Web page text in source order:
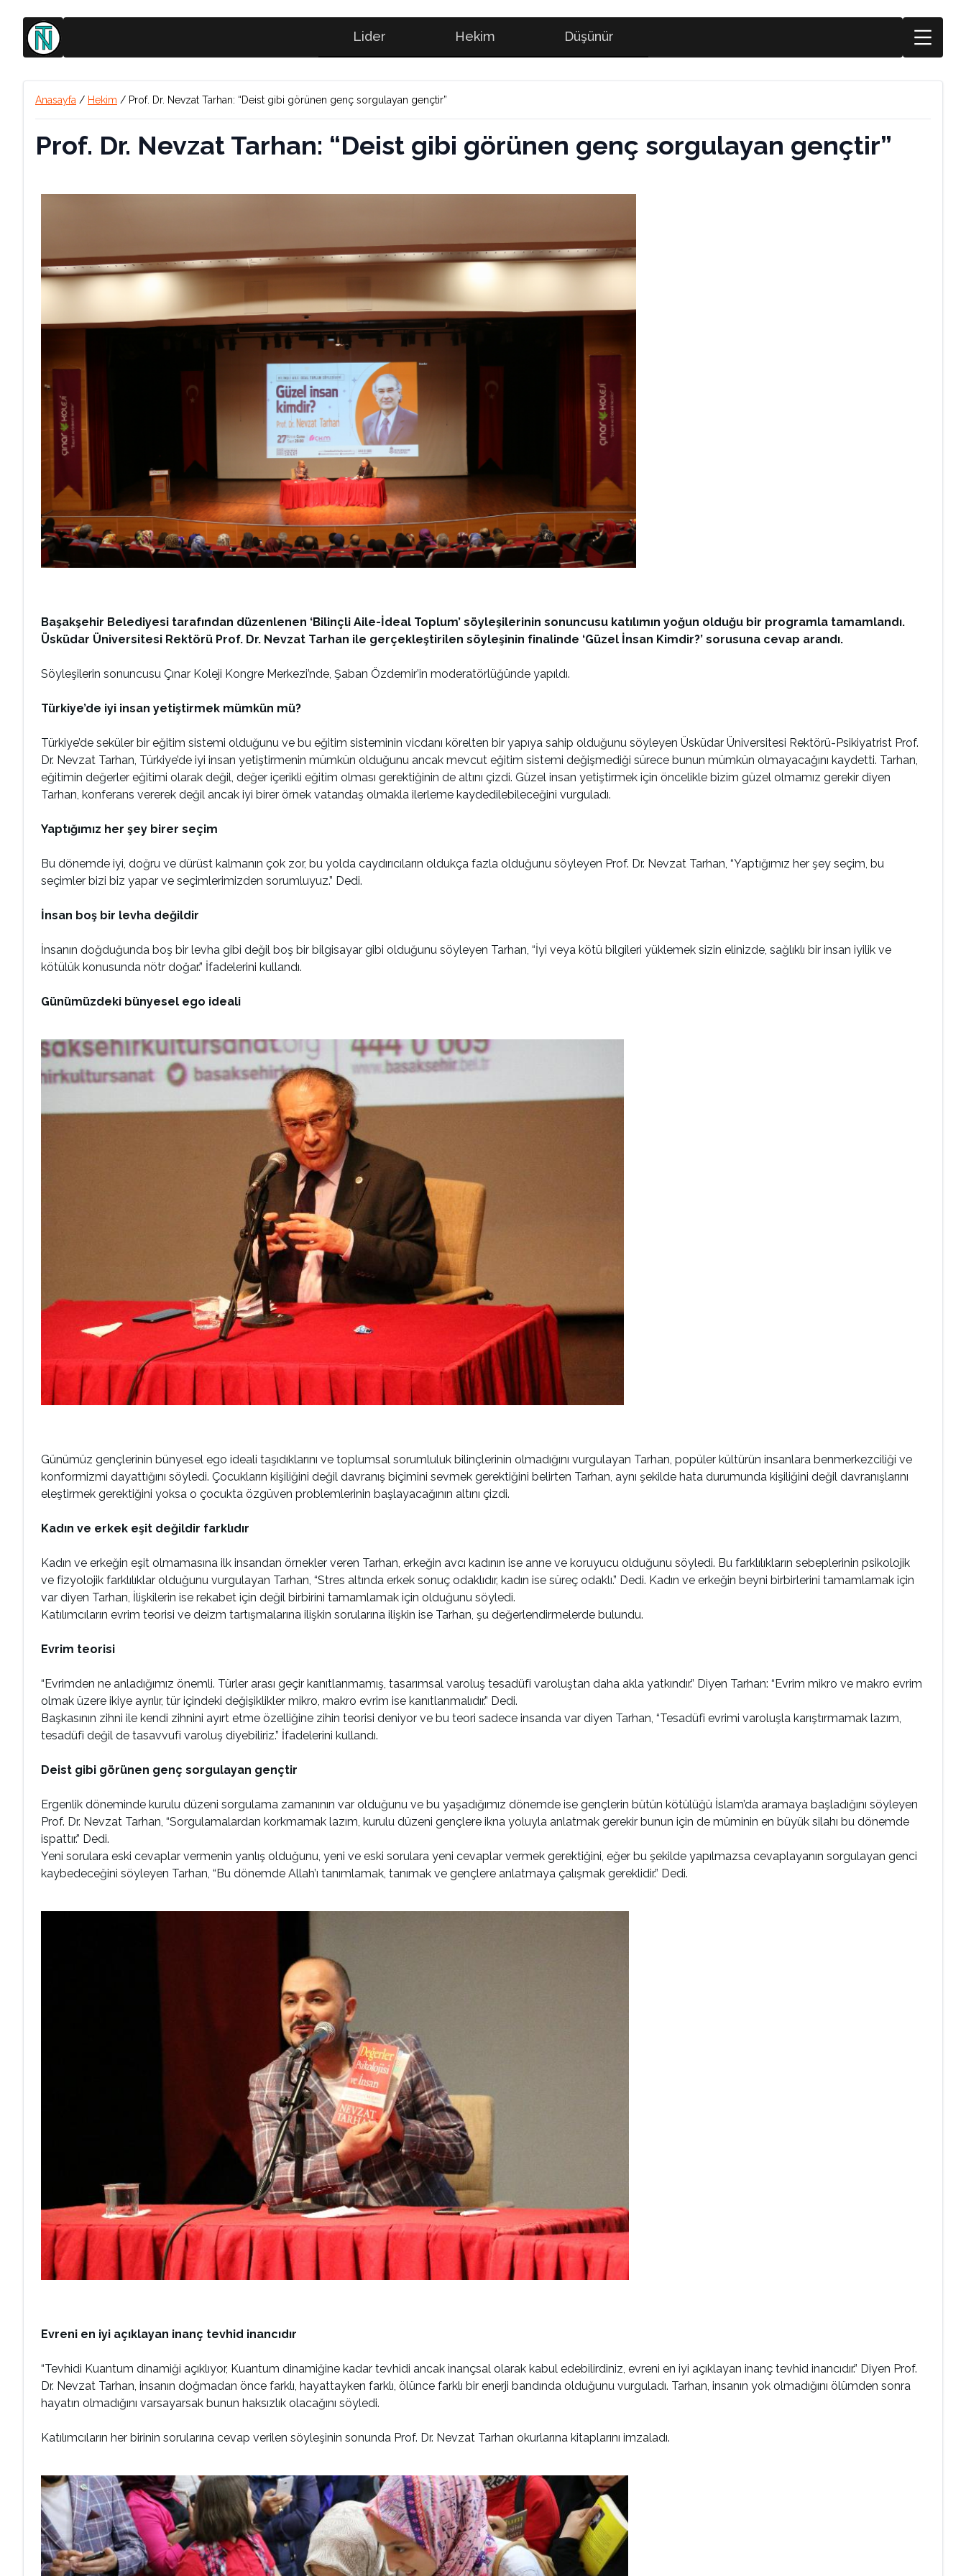
Lider Hekim Düşünür
Anasayfa / Hekim / Prof. Dr. Nevzat Tarhan: “Deist gibi görünen genç sorgulayan gençtir”
Prof. Dr. Nevzat Tarhan: “Deist gibi görünen genç sorgulayan gençtir”
Başakşehir Belediyesi tarafından düzenlenen ‘Bilinçli Aile-İdeal Toplum’ söyleşilerinin sonuncusu katılımın yoğun olduğu bir programla tamamlandı.
Üsküdar Üniversitesi Rektörü Prof. Dr. Nevzat Tarhan ile gerçekleştirilen söyleşinin finalinde ‘Güzel İnsan Kimdir?’ sorusuna cevap arandı.
Söyleşilerin sonuncusu Çınar Koleji Kongre Merkezi’nde, Şaban Özdemir’in moderatörlüğünde yapıldı.
Türkiye’de iyi insan yetiştirmek mümkün mü?
Türkiye’de seküler bir eğitim sistemi olduğunu ve bu eğitim sisteminin vicdanı körelten bir yapıya sahip olduğunu söyleyen Üsküdar Üniversitesi Rektörü-Psikiyatrist Prof.
Dr. Nevzat Tarhan, Türkiye’de iyi insan yetiştirmenin mümkün olduğunu ancak mevcut eğitim sistemi değişmediği sürece bunun mümkün olmayacağını kaydetti. Tarhan,
eğitimin değerler eğitimi olarak değil, değer içerikli eğitim olması gerektiğinin de altını çizdi. Güzel insan yetiştirmek için öncelikle bizim güzel olmamız gerekir diyen
Tarhan, konferans vererek değil ancak iyi birer örnek vatandaş olmakla ilerleme kaydedilebileceğini vurguladı.
Yaptığımız her şey birer seçim
Bu dönemde iyi, doğru ve dürüst kalmanın çok zor, bu yolda caydırıcıların oldukça fazla olduğunu söyleyen Prof. Dr. Nevzat Tarhan, “Yaptığımız her şey seçim, bu
seçimler bizi biz yapar ve seçimlerimizden sorumluyuz.” Dedi.
İnsan boş bir levha değildir
İnsanın doğduğunda boş bir levha gibi değil boş bir bilgisayar gibi olduğunu söyleyen Tarhan, “İyi veya kötü bilgileri yüklemek sizin elinizde, sağlıklı bir insan iyilik ve
kötülük konusunda nötr doğar.” İfadelerini kullandı.
Günümüzdeki bünyesel ego ideali
Günümüz gençlerinin bünyesel ego ideali taşıdıklarını ve toplumsal sorumluluk bilinçlerinin olmadığını vurgulayan Tarhan, popüler kültürün insanlara benmerkezciliği ve
konformizmi dayattığını söyledi. Çocukların kişiliğini değil davranış biçimini sevmek gerektiğini belirten Tarhan, aynı şekilde hata durumunda kişiliğini değil davranışlarını
eleştirmek gerektiğini yoksa o çocukta özgüven problemlerinin başlayacağının altını çizdi.
Kadın ve erkek eşit değildir farklıdır
Kadın ve erkeğin eşit olmamasına ilk insandan örnekler veren Tarhan, erkeğin avcı kadının ise anne ve koruyucu olduğunu söyledi. Bu farklılıkların sebeplerinin psikolojik
ve fizyolojik farklılıklar olduğunu vurgulayan Tarhan, “Stres altında erkek sonuç odaklıdır, kadın ise süreç odaklı.” Dedi. Kadın ve erkeğin beyni birbirlerini tamamlamak için
var diyen Tarhan, İlişkilerin ise rekabet için değil birbirini tamamlamak için olduğunu söyledi.
Katılımcıların evrim teorisi ve deizm tartışmalarına ilişkin sorularına ilişkin ise Tarhan, şu değerlendirmelerde bulundu.
Evrim teorisi
“Evrimden ne anladığımız önemli. Türler arası geçir kanıtlanmamış, tasarımsal varoluş tesadüfi varoluştan daha akla yatkındır.” Diyen Tarhan: “Evrim mikro ve makro evrim
olmak üzere ikiye ayrılır, tür içindeki değişiklikler mikro, makro evrim ise kanıtlanmalıdır.” Dedi.
Başkasının zihni ile kendi zihnini ayırt etme özelliğine zihin teorisi deniyor ve bu teori sadece insanda var diyen Tarhan, “Tesadüfi evrimi varoluşla karıştırmamak lazım,
tesadüfi değil de tasavvufi varoluş diyebiliriz.” İfadelerini kullandı.
Deist gibi görünen genç sorgulayan gençtir
Ergenlik döneminde kurulu düzeni sorgulama zamanının var olduğunu ve bu yaşadığımız dönemde ise gençlerin bütün kötülüğü İslam’da aramaya başladığını söyleyen
Prof. Dr. Nevzat Tarhan, “Sorgulamalardan korkmamak lazım, kurulu düzeni gençlere ikna yoluyla anlatmak gerekir bunun için de müminin en büyük silahı bu dönemde
ispattır.” Dedi.
Yeni sorulara eski cevaplar vermenin yanlış olduğunu, yeni ve eski sorulara yeni cevaplar vermek gerektiğini, eğer bu şekilde yapılmazsa cevaplayanın sorgulayan genci
kaybedeceğini söyleyen Tarhan, “Bu dönemde Allah’ı tanımlamak, tanımak ve gençlere anlatmaya çalışmak gereklidir.” Dedi.
Evreni en iyi açıklayan inanç tevhid inancıdır
“Tevhidi Kuantum dinamiği açıklıyor, Kuantum dinamiğine kadar tevhidi ancak inançsal olarak kabul edebilirdiniz, evreni en iyi açıklayan inanç tevhid inancıdır.” Diyen Prof.
Dr. Nevzat Tarhan, insanın doğmadan önce farklı, hayattayken farklı, ölünce farklı bir enerji bandında olduğunu vurguladı. Tarhan, insanın yok olmadığını ölümden sonra
hayatın olmadığını varsayarsak bunun haksızlık olacağını söyledi.
Katılımcıların her birinin sorularına cevap verilen söyleşinin sonunda Prof. Dr. Nevzat Tarhan okurlarına kitaplarını imzaladı.